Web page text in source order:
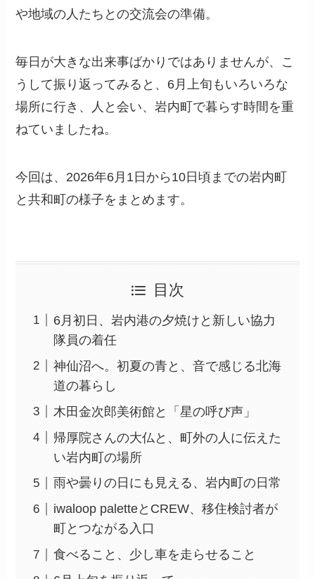
や地域の人たちとの交流会の準備。
毎日が大きな出来事ばかりではありませんが、こ
うして振り返ってみると、6月上旬もいろいろな
場所に行き、人と会い、岩内町で暮らす時間を重
ねていましたね。
今回は、2026年6月1日から10日頃までの岩内町
と共和町の様子をまとめます。
目次
6月初日、岩内港の夕焼けと新しい協力
隊員の着任
神仙沼へ。初夏の青と、音で感じる北海
道の暮らし
木田金次郎美術館と「星の呼び声」
帰厚院さんの大仏と、町外の人に伝えた
い岩内町の場所
雨や曇りの日にも見える、岩内町の日常
iwaloop paletteとCREW、移住検討者が
町とつながる入口
食べること、少し車を走らせること